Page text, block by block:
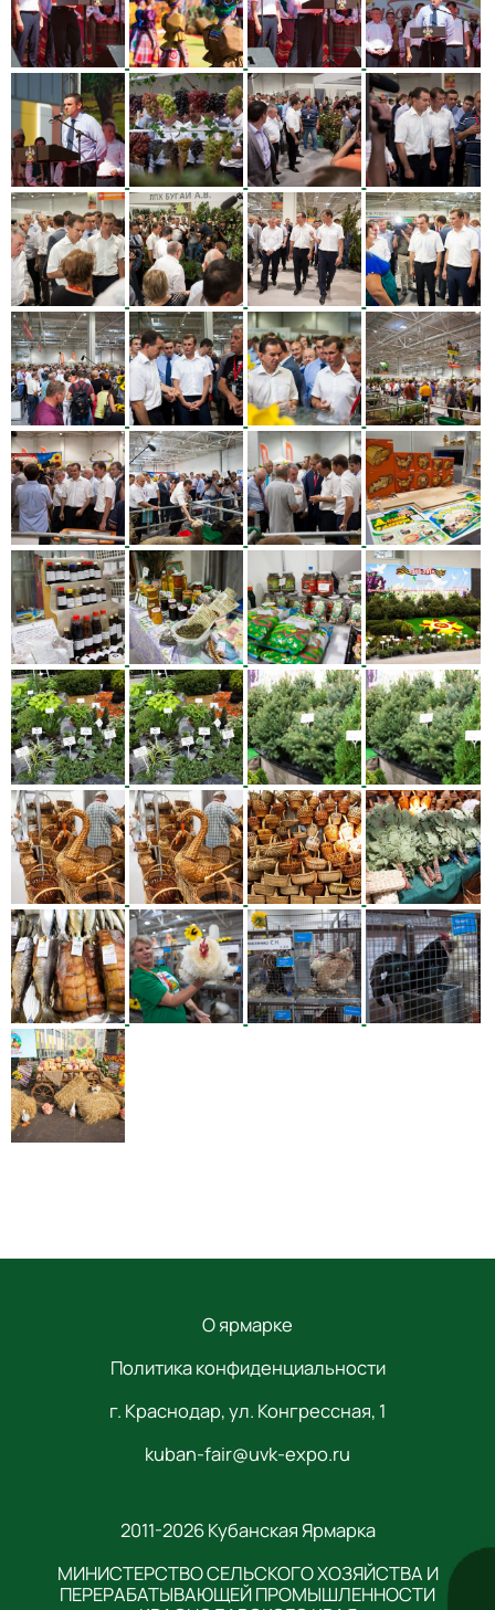
О ярмарке
Политика конфиденциальности
г. Краснодар, ул. Конгрессная, 1
kuban-fair@uvk-expo.ru
2011-2026 Кубанская Ярмарка
МИНИСТЕРСТВО СЕЛЬСКОГО ХОЗЯЙСТВА И
ПЕРЕРАБАТЫВАЮЩЕЙ ПРОМЫШЛЕННОСТИ